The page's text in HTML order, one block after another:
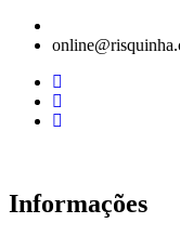
Informações